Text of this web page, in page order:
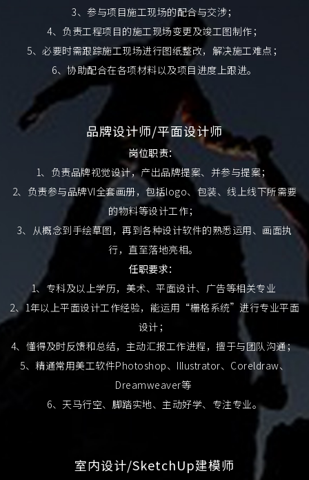
3、参与项目施工现场的配合与交涉；
4、负责工程项目的施工现场变更及竣工图制作；
5、必要时需跟踪施工现场进行图纸整改，解决施工难点；
6、协助配合在各项材料以及项目进度上跟进。
品牌设计师/平面设计师
岗位职责：
1、负责品牌视觉设计，产出品牌提案、并参与提案；
2、负责参与品牌VI全套画册，包括logo、包装、线上线下所需要
的物料等设计工作；
3、从概念到手绘草图，再到各种设计软件的熟悉运用、画面执
行，直至落地亮相。
任职要求：
1、专科及以上学历，美术、平面设计、广告等相关专业
2、1年以上平面设计工作经验，能运用“栅格系统”进行专业平面
设计；
4、懂得及时反馈和总结，主动汇报工作进程，擅于与团队沟通；
5、精通常用美工软件Photoshop、Illustrator、Coreldraw、
Dreamweaver等
6、天马行空、脚踏实地、主动好学、专注专业。
室内设计/SketchUp建模师